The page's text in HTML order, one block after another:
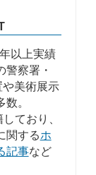
以上実績
警察署・
美術展示
。
ており、
関するホ
記事など